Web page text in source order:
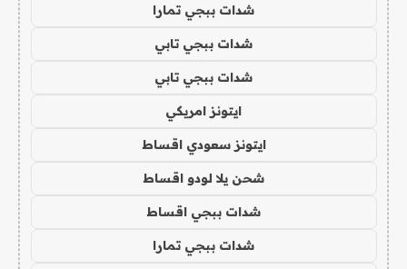
شدات ببجي تمارا
شدات ببجي تابي
شدات ببجي تابي
ايتونز امريكي
ايتونز سعودي اقساط
شحن يلا لودو اقساط
شدات ببجي اقساط
شدات ببجي تمارا